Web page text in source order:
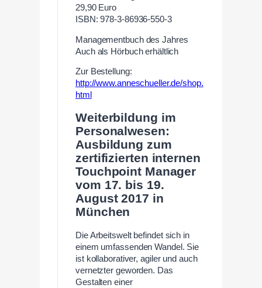
29,90 Euro
ISBN: 978-3-86936-550-3
Managementbuch des Jahres
Auch als Hörbuch erhältlich
Zur Bestellung:
http://www.anneschueller.de/shop.
html
Weiterbildung im
Personalwesen:
Ausbildung zum
zertifizierten internen
Touchpoint Manager
vom 17. bis 19.
August 2017 in
München
Die Arbeitswelt befindet sich in
einem umfassenden Wandel. Sie
ist kollaborativer, agiler und auch
vernetzter geworden. Das
Gestalten einer